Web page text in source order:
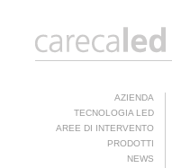
AZIENDA
TECNOLOGIA LED
AREE DI INTERVENTO
PRODOTTI
NEWS